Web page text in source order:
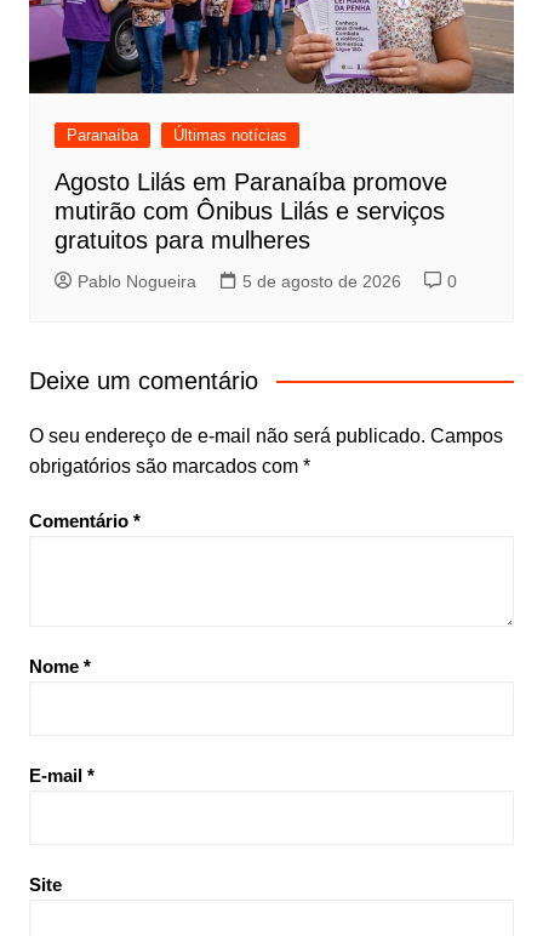
Paranaíba Últimas notícias
Agosto Lilás em Paranaíba promove
mutirão com Ônibus Lilás e serviços
gratuitos para mulheres
Pablo Nogueira 5 de agosto de 2026 0
Deixe um comentário
O seu endereço de e-mail não será publicado. Campos
obrigatórios são marcados com *
Comentário *
Nome *
E-mail *
Site